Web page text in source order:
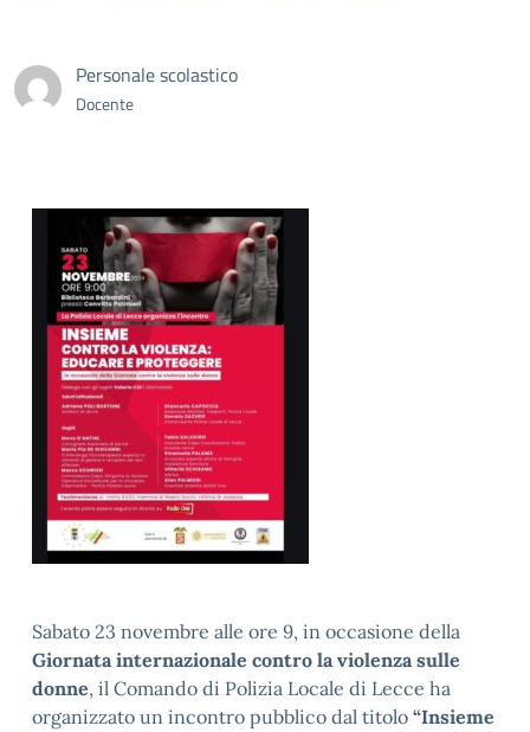
Personale scolastico
Docente
Sabato 23 novembre alle ore 9, in occasione della
Giornata internazionale contro la violenza sulle
donne, il Comando di Polizia Locale di Lecce ha
organizzato un incontro pubblico dal titolo “Insieme